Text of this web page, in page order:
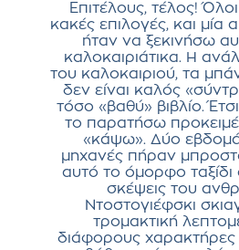
Επιτέλους, τέλος!
κακές επιλογές, και μία
ήταν να ξεκινήσω
καλοκαιριάτικα. Η
του καλοκαιριού, τα
δεν είναι καλός
τόσο «βαθύ» βιβλίο.
το παρατήσω
«κάψω». Δύο
μηχανές πήραν
αυτό το όμορφο ταξίδι
σκέψεις του
Ντοστογιέφσκι
τρομακτική
διάφορους χαρακτήρες